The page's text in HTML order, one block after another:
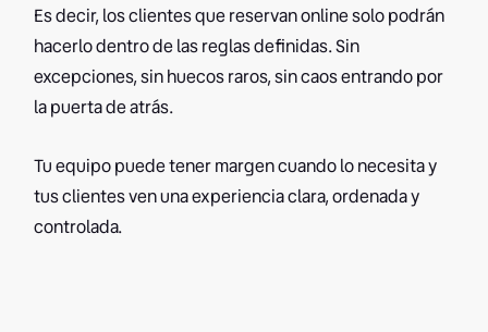
Es decir, los clientes que reservan online solo podrán
hacerlo dentro de las reglas definidas. Sin
excepciones, sin huecos raros, sin caos entrando por
la puerta de atrás.
Tu equipo puede tener margen cuando lo necesita y
tus clientes ven una experiencia clara, ordenada y
controlada.